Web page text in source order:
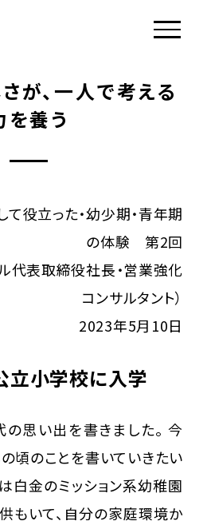
が、一人で考える
を養う
て役立った・幼少期・青年期
の体験 第2回
代表取締役社長・営業強化
コンサルタント）
2023年5月10日
立小学校に入学
思い出を書きました。 今
頃のことを書いていきたい
白金のミッション系幼稚園
もいて、自分の家庭環境か